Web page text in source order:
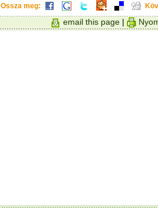
Ossza meg:
email this page |